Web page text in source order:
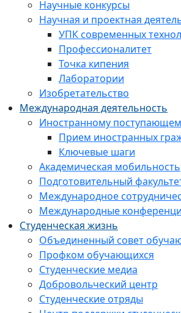
Научные конкурсы
Научная и проектная
УПК современных
Профессионалитет
Точка кипения
Лаборатории
Изобретательство
Международная деятельность
Иностранному
Прием иностранных
Ключевые шаги
Академическая мобильность
Подготовительный
Международное
Международные
Студенческая жизнь
Объединенный совет
Профком обучающихся
Студенческие медиа
Добровольческий центр
Студенческие отряды